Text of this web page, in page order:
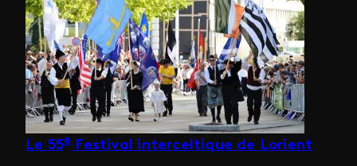
Le 55eFestival interceltique de Lorient